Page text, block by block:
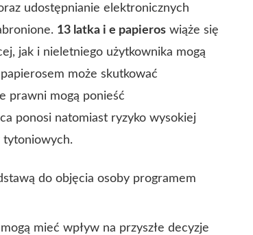
udostępnianie elektronicznych
13 latka i e papieros wiąże się
jak i nieletniego użytkownika mogą
może skutkować
prawni mogą ponieść
ponosi natomiast ryzyko wysokiej
tytoniowych.
do objęcia osoby programem
mieć wpływ na przyszłe decyzje